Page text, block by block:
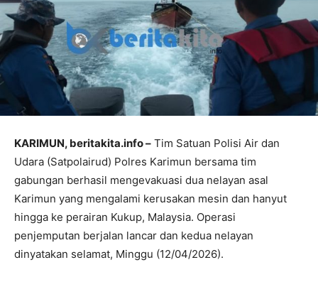
KARIMUN, beritakita.info – Tim Satuan Polisi Air dan
Udara (Satpolairud) Polres Karimun bersama tim
gabungan berhasil mengevakuasi dua nelayan asal
Karimun yang mengalami kerusakan mesin dan hanyut
hingga ke perairan Kukup, Malaysia. Operasi
penjemputan berjalan lancar dan kedua nelayan
dinyatakan selamat, Minggu (12/04/2026).